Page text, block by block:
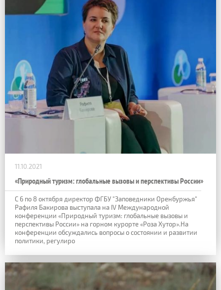
11.10.2021
«Природный туризм: глобальные вызовы и перспективы России»
С 6 по 8 октября директор ФГБУ "Заповедники Оренбуржья"
Рафиля Бакирова выступала на IV Международной
конференции «Природный туризм: глобальные вызовы и
перспективы России» на горном курорте «Роза Хутор».На
конференции обсуждались вопросы о состоянии и развитии
политики, регулиро